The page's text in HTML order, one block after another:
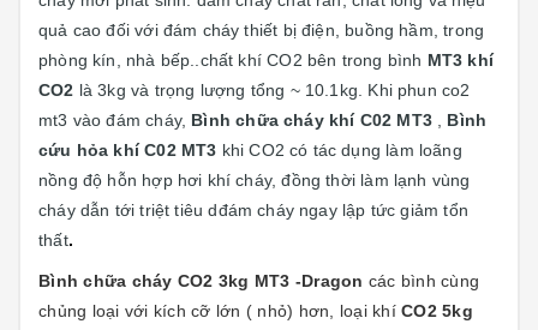
quả cao đối với đám cháy thiết bị điện, buồng hầm, trong
phòng kín, nhà bếp..chất khí CO2 bên trong bình MT3 khí
CO2 là 3kg và trọng lượng tổng ~ 10.1kg. Khi phun co2
mt3 vào đám cháy, Bình chữa cháy khí C02 MT3, Bình
cứu hỏa khí C02 MT3 khi CO2 có tác dụng làm loãng
nồng độ hỗn hợp hơi khí cháy, đồng thời làm lạnh vùng
cháy dẫn tới triệt tiêu dđám cháy ngay lập tức giảm tổn
thất.
Bình chữa cháy CO2 3kg MT3 -Dragon các bình cùng
chủng loại với kích cỡ lớn ( nhỏ) hơn, loại khí CO2 5kg